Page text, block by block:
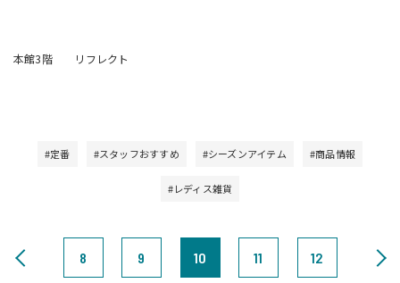
本館3階 リフレクト
#定番 #スタッフおすすめ #シーズンアイテム #商品情報
#レディス雑貨
8 9 10 11 12